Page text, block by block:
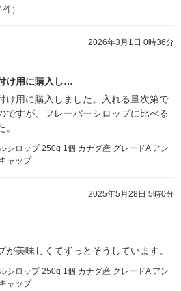
件）
2026年3月1日 0時36分
け用に購入し…
け用に購入しました。入れる量次第で
ですが、フレーバーシロップに比べる
シロップ 250g 1個 カナダ産 グレードA アン
ャップ
2025年5月28日 5時0分
美味しくてずっとそうしています。
シロップ 250g 1個 カナダ産 グレードA アン
ャップ